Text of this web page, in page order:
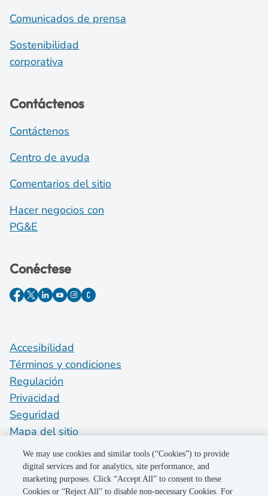
Comunicados de prensa
Sostenibilidad
corporativa
Contáctenos
Contáctenos
Centro de ayuda
Comentarios del sitio
Hacer negocios con
PG&E
Conéctese
Accesibilidad
Términos y condiciones
Regulación
Privacidad
Seguridad
Mapa del sitio
Do Not Sell My Personal Information
©2026 Pacific Gas and Electric Company
We may use cookies and similar tools (“Cookies”) to provide
digital services and for analytics, site performance, and
marketing purposes. Click “Accept All” to consent to these
Cookies or “Reject All” to disable non-necessary Cookies. For